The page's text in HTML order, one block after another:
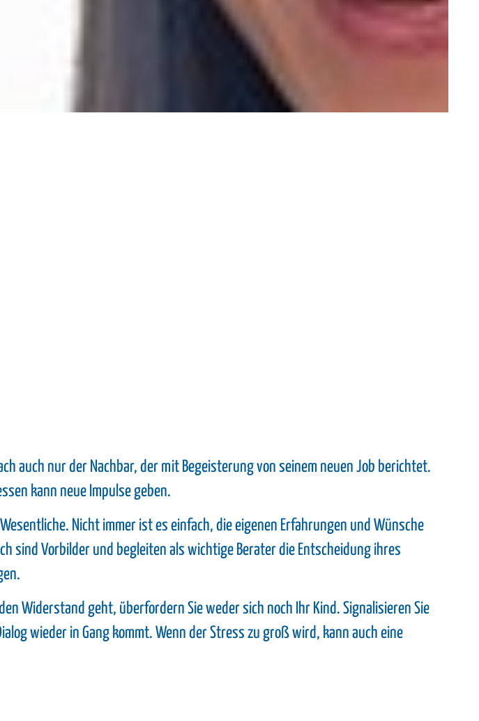
auch nur der Nachbar, der mit Begeisterung von seinem neuen Job berichtet.
kann neue Impulse geben.
Nicht immer ist es einfach, die eigenen Erfahrungen und Wünsche
sind Vorbilder und begleiten als wichtige Berater die Entscheidung ihres
Widerstand geht, überfordern Sie weder sich noch Ihr Kind. Signalisieren Sie
wieder in Gang kommt. Wenn der Stress zu groß wird, kann auch eine